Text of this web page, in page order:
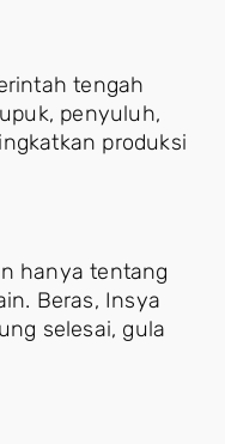
tengah
penyuluh,
produksi
hanya tentang
Beras, Insya
selesai, gula